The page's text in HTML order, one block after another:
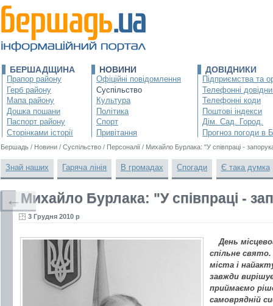
БЕРШАДЩИНА
Прапор району
Герб району
Мапа району
Дошка пошани
Паспорт району
Сторінками історії
НОВИНИ
Офіційні повідомлення
Суспільство
Культура
Політика
Спорт
Привітання
ДОВІДНИКИ
Підприємства та
Телефонні
Телефонні коди
Поштові індекси
Дім. Сад. Город.
Прогноз погоди в
Бершадь / Новини / Суспільство / Персоналії / Михайло Бурлака: "У співпраці -
Знай наших Гаряча лінія В громадах Спогади Є така думка
Михайло Бурлака: "У співпраці -
3 Грудня 2010 р
День
спільне
міста і
завжди
приймаємо
самоврядній
←